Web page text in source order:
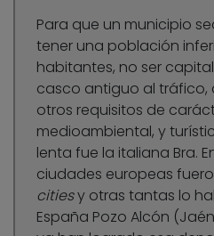
Para que un municipio
tener una población
habitantes, no ser
casco antiguo al tráfico,
otros requisitos de
medioambiental, y
lenta fue la italiana Bra.
ciudades europeas
citiesy otras tantas lo
España Pozo Alcón